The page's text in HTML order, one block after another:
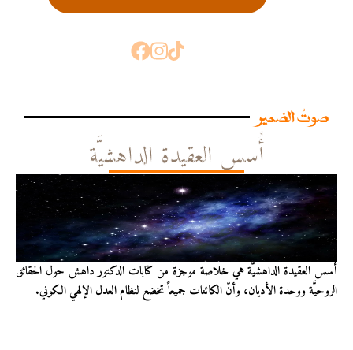
صوتُ الضمير
أُسس العقيدة الداهشيَّة
أُسس العقيدة الداهشيّة هي خلاصة موجزة من كتابات الدكتور داهش حول الحقائق
الروحيَّة ووحدة الأديان، وأنّ الكائنات جميعاً تخضع لنظام العدل الإلهي الكوني.